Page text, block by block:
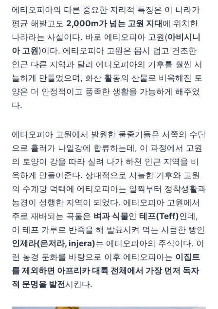
에티오피아의 다른 중요한 지리적 특징은 이 나라가
평균 해발고도 2,000m가 넘는 고원 지대 에 위치한
나라라는 사실이다. 바로 에티오피아 고원(아비시니
아 고원)이다. 에티오피아 고원은 몹시 덥고 건조한
인근 다른 지역과 달리 에티오피아의 기후를 훨씬 서
늘하게 만들었으며, 화산 활동의 산물로 비옥해진 토
양은 더 안정적이고 풍족한 생활을 가능하게 해주었
다.
에티오피아 고원에서 발원한 물줄기들은 서쪽의 수단
으로 흘러가 나일강에 합류하는데, 이 과정에서 고원
의 토양이 강을 따라 실려 나가 하천 인근 지역을 비
옥하게 만들어준다. 상대적으로 서늘한 기후와 고원
의 수계망 덕택에 에티오피아는 일찍부터 정착생활과
농경이 성행한 지역이 되었다. 에티오피아 고원에서
주로 재배되는 곡물은 벼과 식물인 테프(Teff)인데,
이 테프 가루로 반죽을 해 발효시켜 먹는 시큼한 빵인
인제라(은저라, injera)는 에티오피아의 주식이다. 이
런 농경 문화를 바탕으로 이후 에티오피아는 이집트
를 제외하면 아프리카 대륙 전체에서 가장 먼저 독자
적 문명을 발전시킨다.